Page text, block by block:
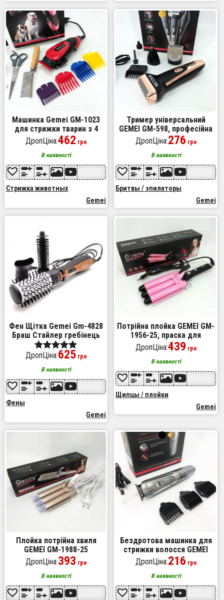
Машинка Gemei GM-1023
для стрижки тварин з 4
насадками для будь-якого
типу вовни + ножиці та
гребінець
ДропЦіна:462 грн
В наявності
Стрижка животных
Gemei
Тример універсальний
GEMEI GM-598, професійна
електробритва, бритва для
бороди. Колір: золотий
ДропЦіна:276 грн
В наявності
Бритвы / эпиляторы
Gemei
Фен Щітка Gemei Gm-4828
Браш Стайлер гребінець
Для Брашинга, Фен щітка 3
в 1, Фен браш Gemei
Оценка
из 5
ДропЦіна:625 грн
В наявності
Фены
Gemei
Потрійна плойка GEMEI GM-
1956-25, праска для
завивки волосся, плойка
для прикореневого об'єму
ДропЦіна:439 грн
В наявності
Щипцы / плойки
Gemei
Плойка потрійна хвиля
GEMEI GM-1988-25
керамічне покриття з
регулювань температури
ДропЦіна:393 грн
В наявності
Бездротова машинка для
стрижки волосся GEMEI
GM-6112 акумуляторна,
окантувальна машинка.
Колір: сірий
ДропЦіна:216 грн
В наявності